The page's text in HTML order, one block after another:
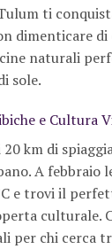
ti
dimenticare
naturali
sole.
e Cultura
20 km di
A febbraio
e trovi il
culturale.
per chi cerca